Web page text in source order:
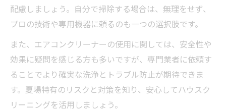
配慮しましょう。自分で掃除する場合は、無理をせず、
プロの技術や専用機器に頼るのも一つの選択肢です。
また、エアコンクリーナーの使用に関しては、安全性や
効果に疑問を感じる方も多いですが、専門業者に依頼す
ることでより確実な洗浄とトラブル防止が期待できま
す。夏場特有のリスクと対策を知り、安心してハウスク
リーニングを活用しましょう。